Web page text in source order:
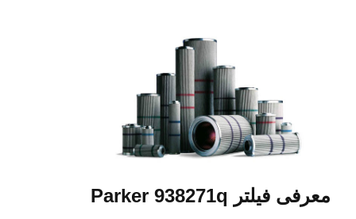
معرفی فیلتر Parker 938271q